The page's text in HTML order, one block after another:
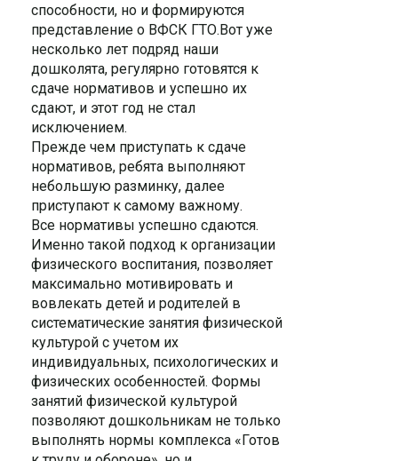
способности, но и формируются
представление о ВФСК ГТО.Вот уже
несколько лет подряд наши
дошколята, регулярно готовятся к
сдаче нормативов и успешно их
сдают, и этот год не стал
исключением.
Прежде чем приступать к сдаче
нормативов, ребята выполняют
небольшую разминку, далее
приступают к самому важному.
Все нормативы успешно сдаются.
Именно такой подход к организации
физического воспитания, позволяет
максимально мотивировать и
вовлекать детей и родителей в
систематические занятия физической
культурой с учетом их
индивидуальных, психологических и
физических особенностей. Формы
занятий физической культурой
позволяют дошкольникам не только
выполнять нормы комплекса «Готов